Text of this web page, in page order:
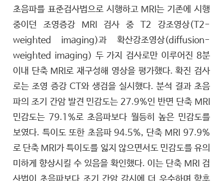
초음파를 표준검사법으로 시행하고 MRI는 기존에 시행
중이던 조영증강 MRI 검사 중 T2 강조영상(T2-
weighted imaging)과 확산강조영상(diffusion-
weighted imaging) 두 가지 검사로만 이루어진 8분
이내 단축 MRI로 재구성해 영상을 평가했다. 확진 검사
로는 조영 증강 CT와 생검을 실시했다. 분석 결과 초음
파의 조기 간암 발견 민감도는 27.9%인 반면 단축 MRI
민감도는 79.1%로 초음파보다 월등히 높은 민감도를
보였다. 특이도 또한 초음파 94.5%, 단축 MRI 97.9%
로 단축 MRI가 특이도를 잃지 않으면서도 민감도를 유의
미하게 향상시킬 수 있음을 확인했다. 이는 단축 MRI 검